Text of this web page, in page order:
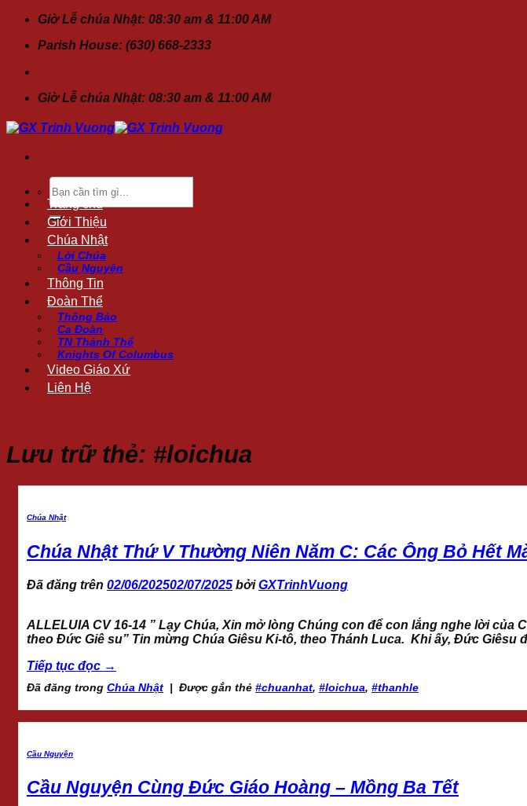
ChuyểnGiờ Lễ chúa Nhật: 08:30 am & 11:00 AM
Parish House: (630) 668-2333
Giờ Lễ chúa Nhật: 08:30 am & 11:00 AM
Tìm
kiếm:
Trang chủ
Giới Thiệu
Chúa Nhật
Lời Chúa
Cầu Nguyện
Thông Tin
Đoàn Thể
Thông Báo
Ca Đoàn
TN Thánh Thể
Knights Of Columbus
Video Giáo Xứ
Liên Hệ
Lưu trữ thẻ: #loichua
Chúa Nhật
Chúa Nhật Thứ V Thường Niên Năm C: Các Ông Bỏ Hết
Đã đăng trên 02/06/202502/07/2025 bởiGXTrinhVuong
ALLELUIA CV 16-14 ” Lạy Chúa, Xin mở lòng Chúng con để con lắng nghe lời của
theo Đức Giê su” Tin mừng Chúa Giêsu Ki-tô, theo Thánh Luca. Khi ấy, Đức
Tiếp tục đọc →
Đã đăng trong Chúa Nhật | Được gắn thẻ #chuanhat, #loichua, #thanhle
Cầu Nguyện
Cầu Nguyện Cùng Đức Giáo Hoàng – Mồng Ba Tết